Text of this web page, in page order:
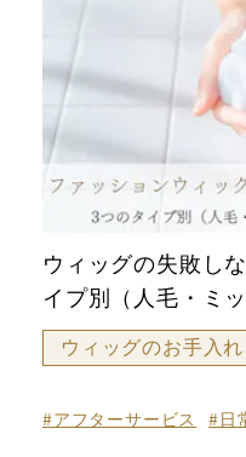
ウィッグの失敗し
イプ別（人毛・ミ
ウィッグのお手入れ
#アフターサービス #日